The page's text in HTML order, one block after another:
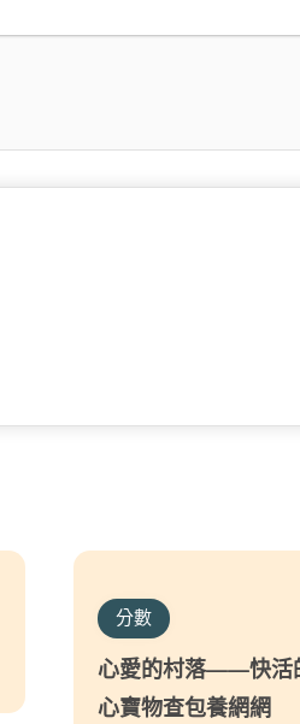
分數
心愛的村落——快活
心寶物查包養網網